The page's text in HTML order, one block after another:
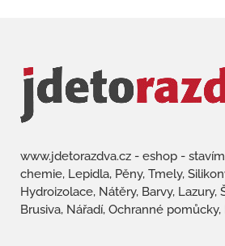
www.jdetorazdva.cz - eshop -
chemie, Lepidla, Pěny, Tmely,
Hydroizolace, Nátěry, Barvy, Lazury,
Brusiva, Nářadí, Ochranné pomůcky,